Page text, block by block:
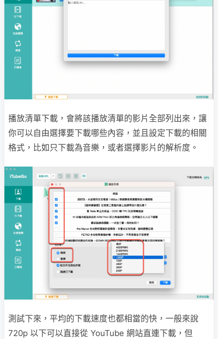
播放清單下載，會將該播放清單的影片全部列出來，讓
你可以自由選擇要下載哪些內容，並且設定下載的相關
格式，比如只下載為音樂，或者選擇影片的解析度。
測試下來，平均的下載速度也都相當的快，一般來說
720p 以下可以直接從 YouTube 網站直連下載，但